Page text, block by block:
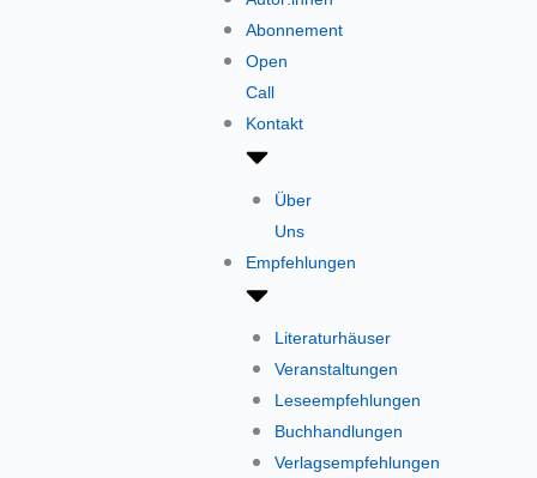
Abonnement
Open
Call
Kontakt
Über
Uns
Empfehlungen
Literaturhäuser
Veranstaltungen
Leseempfehlungen
Buchhandlungen
Verlagsempfehlungen